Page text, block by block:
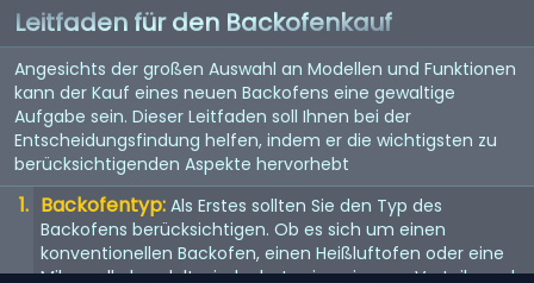
Leitfaden für den Backofenkauf
Angesichts der großen Auswahl an Modellen und Funktionen
kann der Kauf eines neuen Backofens eine gewaltige
Aufgabe sein. Dieser Leitfaden soll Ihnen bei der
Entscheidungsfindung helfen, indem er die wichtigsten zu
berücksichtigenden Aspekte hervorhebt
Backofentyp: Als Erstes sollten Sie den Typ des
Backofens berücksichtigen. Ob es sich um einen
konventionellen Backofen, einen Heißluftofen oder eine
Mikrowelle handelt - jeder hat seine eigenen Vorteile und